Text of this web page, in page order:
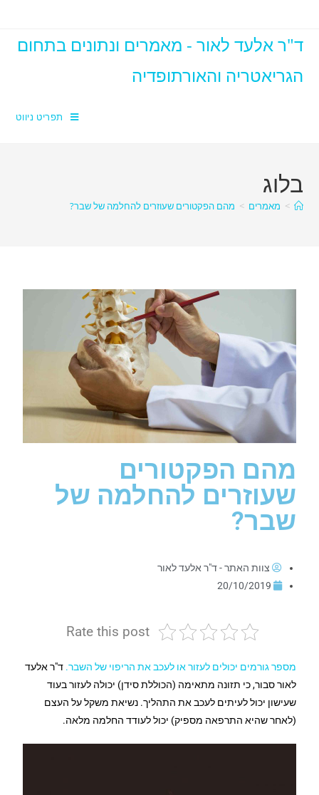
ד"ר אלעד לאור - מאמרים ונתונים בתחום
הגריאטריה והאורתופדיה
תפריט ניווט
בלוג
> מאמרים > מהם הפקטורים שעוזרים להחלמה של שבר?
מהם הפקטורים
שעוזרים להחלמה של
שבר?
צוות האתר - ד"ר אלעד לאור
20/10/2019
Rate this post
מספר גורמים יכולים לעזור או לעכב את הריפוי של השבר. ד"ר אלעד
לאור סבור, כי תזונה מתאימה (הכוללת סידן) יכולה לעזור בעוד
שעישון יכול לעיתים לעכב את התהליך. נשיאת משקל על העצם
(לאחר שהיא התרפאה מספיק) יכול לעודד החלמה מלאה.